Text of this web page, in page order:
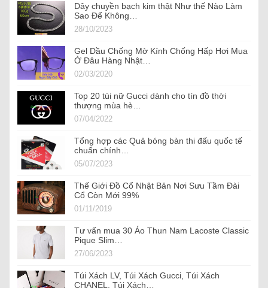
Dây chuyền bạch kim thật Như thế Nào Làm
Sao Để Không…
28/10/2023
Gel Dầu Chống Mờ Kính Chống Hấp Hơi Mua
Ở Đâu Hàng Nhật…
02/03/2020
Top 20 túi nữ Gucci dành cho tín đồ thời
thượng mùa hè…
07/04/2022
Tổng hợp các Quả bóng bàn thi đấu quốc tế
chuẩn chính…
05/07/2023
Thế Giới Đồ Cổ Nhật Bản Nơi Sưu Tầm Đài
Cổ Còn Mới 99%
01/11/2019
Tư vấn mua 30 Áo Thun Nam Lacoste Classic
Pique Slim…
27/06/2023
Túi Xách LV, Túi Xách Gucci, Túi Xách
CHANEL, Túi Xách…